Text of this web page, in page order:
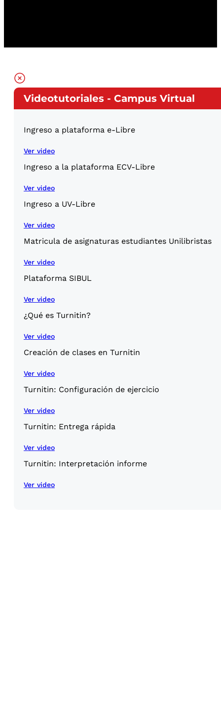
Videotutoriales - Campus Virtual
Ingreso a plataforma e-Libre
Ver video
Ingreso a la plataforma ECV-Libre
Ver video
Ingreso a UV-Libre
Ver video
Matricula de asignaturas estudiantes Unilibristas
Ver video
Plataforma SIBUL
Ver video
¿Qué es Turnitin?
Ver video
Creación de clases en Turnitin
Ver video
Turnitin: Configuración de ejercicio
Ver video
Turnitin: Entrega rápida
Ver video
Turnitin: Interpretación informe
Ver video